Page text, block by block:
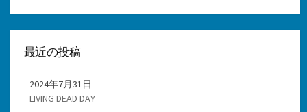
最近の投稿
2024年7月31日
LIVING DEAD DAY